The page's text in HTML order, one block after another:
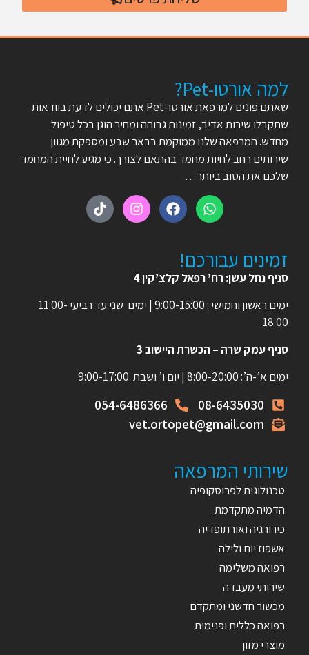
למה אורטו-Pet?
שאתם פונים למרפאת אורטו-Pet אתם יכולים לדעת בוודאות
שתקבלו שירות אדיב, זמינות גבוהה ומחיר הוגן בכל טיפול
מחדש. המרפאה שלנו ממוקמת בבאר שבע ומספקת מגוון
שירותים רחב לחיות מחמד בהתאם לצורך. כי מגיע לחיית המחמד
שלכם את הטוב ביותר…
זמינים עבורכם!
סניף נחל עשן: רח’ רפאל קלצ’קין 4
ימים ראשון וחמישי : 9:00-15:00 | ימים שני עד רביעי 11:00-
18:00
סניף עמק שרה – הכשרת היישוב 3
ימים א’-ה’: 8:00-20:00 | יום ו’ ושבת 9:00-17:00
08-6435030
054-6486366
vet.ortopet@gmail.com
שירותי המרפאה
טכנולוגית לפרוסקופיה
הדמיה מתקדמת
כירורגיה ואורתופדיה
אשפוז יום ולילה
רפואה משלימה
שירותי מעבדה
מכשור חדשני ומתקדם
רפואה כללית ופנימית
מוצרי מזון